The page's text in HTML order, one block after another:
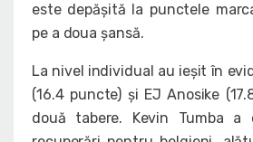
este depășită la punctele
pe a doua șansă.
La nivel individual au ieșit în
(16.4 puncte) și EJ Anosike
două tabere. Kevin Tumba